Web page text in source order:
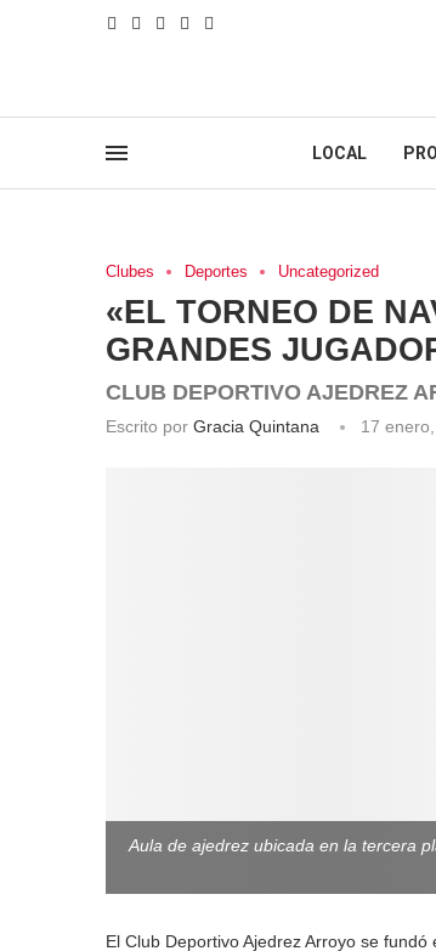
LOCAL
Clubes Deportes Uncategorized
«EL TORNEO DE
GRANDES
CLUB DEPORTIVO AJEDREZ
Escrito por Gracia Quintana 17
Aula de ajedrez ubicada en la tercera
El Club Deportivo Ajedrez Arroyo se